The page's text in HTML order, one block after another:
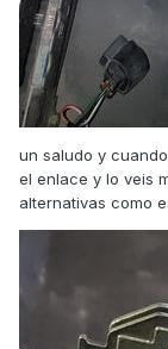
un saludo y
el enlace y lo veis
alternativas como